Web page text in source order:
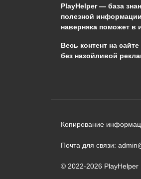
PlayHelper — база
полезной
наверняка поможет в
Весь контент на
без назойливой
Копирование
Почта для связи:
© 2022-2026 PlayHelper
Сообщить об